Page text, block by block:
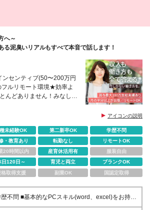
へ～
る泥臭いリアルもすべて本音で話します！
センティブ(50〜200万円
ルリモート環境★効率よ
んどありません！みなし残
アイコンの説明
未経験OK 第二新卒OK
学歴不問
・教育あり 転勤なし
リモートOK
20時間以内 産育休活用有
服装自由
日120日～ 育児と両立
ブランクOK
格取得支援 副業OK 国認定取得
不問 ■基本的なPCスキル(word、excel)をお持ち
■普通自動車運転免許（AT可）※直近3年ペーパ